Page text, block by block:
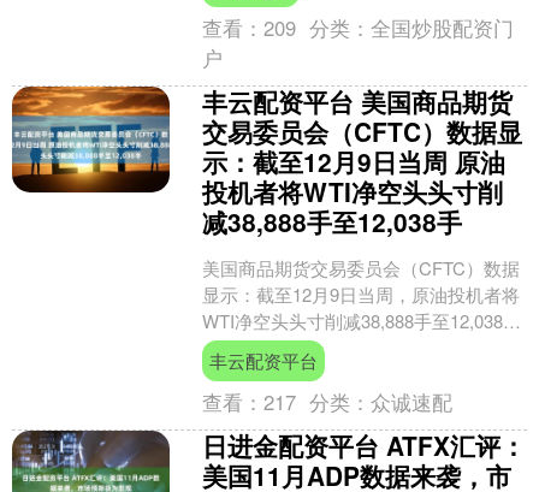
查看：209 分类：全国炒股配资门
户
丰云配资平台 美国商品期货
交易委员会（CFTC）数据显
示：截至12月9日当周 原油
投机者将WTI净空头头寸削
减38,888手至12,038手
美国商品期货交易委员会（CFTC）数据
显示：截至12月9日当周，原油投机者将
WTI净空头头寸削减38,888手至12,038
手。....
丰云配资平台
查看：217 分类：众诚速配
日进金配资平台 ATFX汇评：
美国11月ADP数据来袭，市